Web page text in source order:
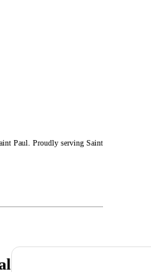
Paul. Proudly serving Saint